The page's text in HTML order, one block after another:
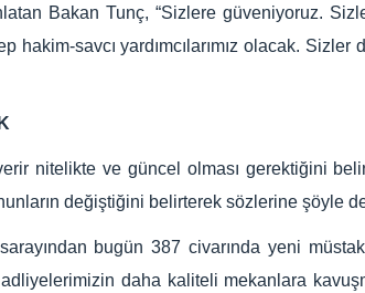
Bakan Tunç, “Sizlere güveniyoruz.
hakim-savcı yardımcılarımız olacak.
nitelikte ve güncel olması gerektiğini
değiştiğini belirterek sözlerine şöyle
bugün 387 civarında yeni
daha kaliteli mekanlara